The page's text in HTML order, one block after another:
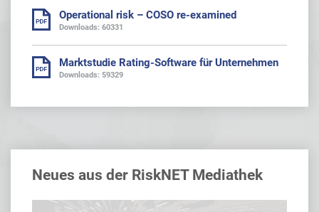
Operational risk – COSO re-examined
Downloads: 60331
Marktstudie Rating-Software für Unternehmen
Downloads: 59329
Neues aus der RiskNET Mediathek